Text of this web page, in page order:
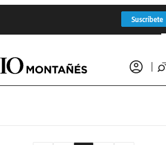
Suscríbete